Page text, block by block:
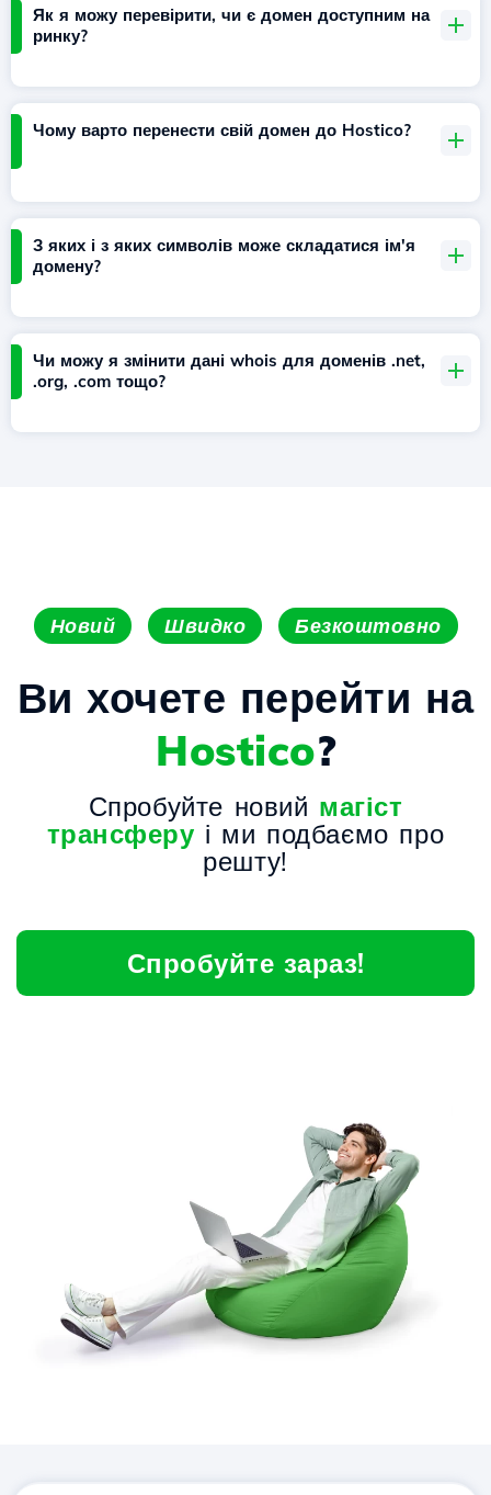
Як я можу перевірити, чи є домен доступним на
ринку?
Чому варто перенести свій домен до Hostico?
З яких і з яких символів може складатися ім'я
домену?
Чи можу я змінити дані whois для доменів .net,
.org, .com тощо?
Новий Швидко Безкоштовно
Ви хочете перейти на
Hostico?
Спробуйте новий магіст
трансферу і ми подбаємо про
решту!
Спробуйте зараз!